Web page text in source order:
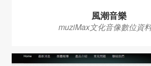
風潮音樂
muziMax文化音像數位資